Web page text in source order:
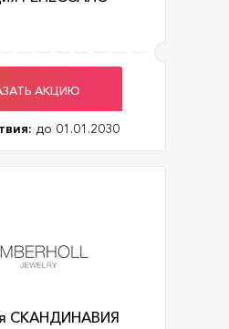
АКЦИЮ
до 01.01.2030
СКАНДИНАВИЯ